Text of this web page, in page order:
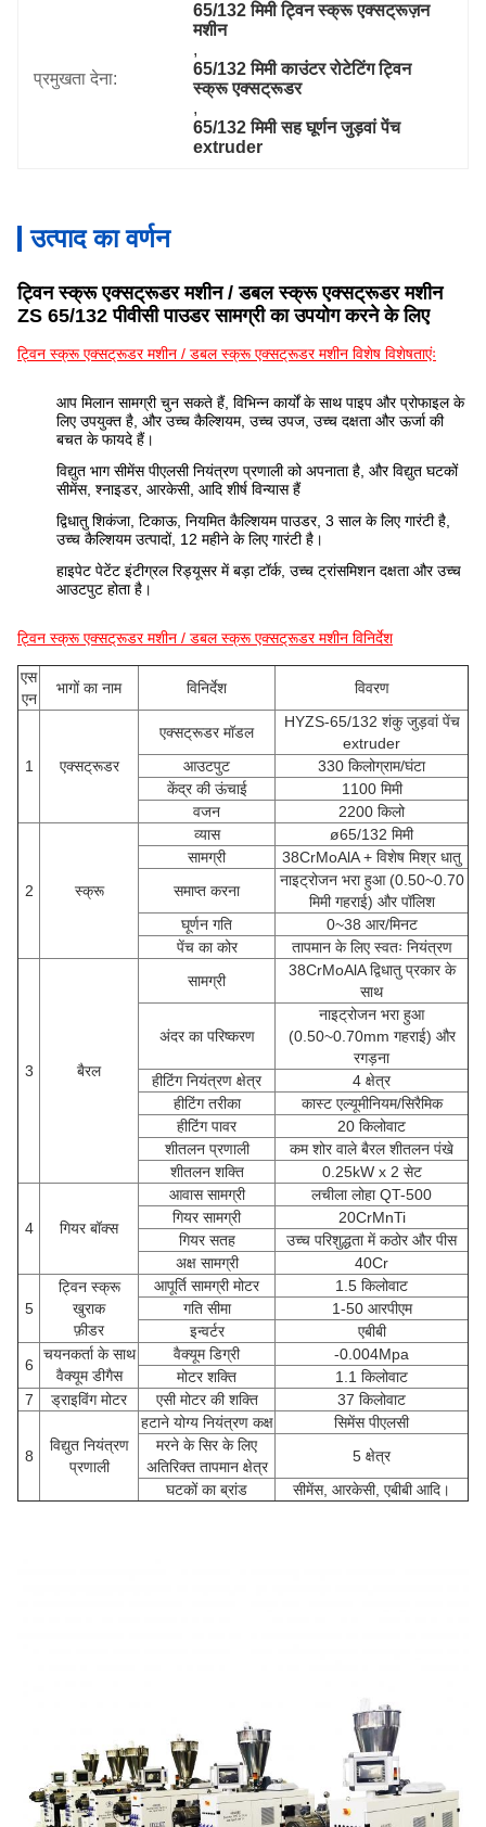
प्रमुखता देना:
65/132 मिमी ट्विन स्क्रू एक्सट्रूज़न
मशीन
,
65/132 मिमी काउंटर रोटेटिंग ट्विन
स्क्रू एक्सट्रूडर
,
65/132 मिमी सह घूर्णन जुड़वां पेंच
extruder
उत्पाद का वर्णन
ट्विन स्क्रू एक्सट्रूडर मशीन / डबल स्क्रू एक्सट्रूडर मशीन
ZS 65/132 पीवीसी पाउडर सामग्री का उपयोग करने के लिए
ट्विन स्क्रू एक्सट्रूडर मशीन / डबल स्क्रू एक्सट्रूडर मशीन विशेष विशेषताएंः
आप मिलान सामग्री चुन सकते हैं, विभिन्न कार्यों के साथ पाइप और प्रोफाइल के
लिए उपयुक्त है, और उच्च कैल्शियम, उच्च उपज, उच्च दक्षता और ऊर्जा की
बचत के फायदे हैं।
विद्युत भाग सीमेंस पीएलसी नियंत्रण प्रणाली को अपनाता है, और विद्युत घटकों
सीमेंस, श्नाइडर, आरकेसी, आदि शीर्ष विन्यास हैं
द्विधातु शिकंजा, टिकाऊ, नियमित कैल्शियम पाउडर, 3 साल के लिए गारंटी है,
उच्च कैल्शियम उत्पादों, 12 महीने के लिए गारंटी है।
हाइपेट पेटेंट इंटीग्रल रिड्यूसर में बड़ा टॉर्क, उच्च ट्रांसमिशन दक्षता और उच्च
आउटपुट होता है।
ट्विन स्क्रू एक्सट्रूडर मशीन / डबल स्क्रू एक्सट्रूडर मशीन विनिर्देश
एस
एन
भागों का नाम विनिर्देश विवरण
1 एक्सट्रूडर
एक्सट्रूडर मॉडल
HYZS-65/132 शंकु जुड़वां पेंच
extruder
आउटपुट
330 किलोग्राम/घंटा
केंद्र की ऊंचाई
1100 मिमी
वजन
2200 किलो
2 स्क्रू
व्यास
ø65/132 मिमी
सामग्री
38CrMoAlA + विशेष मिश्र धातु
समाप्त करना
नाइट्रोजन भरा हुआ (0.50~0.70
मिमी गहराई) और पॉलिश
घूर्णन गति
0~38 आर/मिनट
पेंच का कोर
तापमान के लिए स्वतः नियंत्रण
3 बैरल
सामग्री
38CrMoAlA द्विधातु प्रकार के
साथ
अंदर का परिष्करण
नाइट्रोजन भरा हुआ
(0.50~0.70mm गहराई) और
रगड़ना
हीटिंग नियंत्रण क्षेत्र
4 क्षेत्र
हीटिंग तरीका
कास्ट एल्यूमीनियम/सिरैमिक
हीटिंग पावर
20 किलोवाट
शीतलन प्रणाली
कम शोर वाले बैरल शीतलन पंखे
शीतलन शक्ति
0.25kW x 2 सेट
4 गियर बॉक्स
आवास सामग्री
लचीला लोहा QT-500
गियर सामग्री
20CrMnTi
गियर सतह
उच्च परिशुद्धता में कठोर और पीस
अक्ष सामग्री
40Cr
5
ट्विन स्क्रू
खुराक
फ़ीडर
आपूर्ति सामग्री मोटर
1.5 किलोवाट
गति सीमा
1-50 आरपीएम
इन्वर्टर
एबीबी
6
चयनकर्ता के साथ
वैक्यूम डीगैस
वैक्यूम डिग्री
-0.004Mpa
मोटर शक्ति
1.1 किलोवाट
7
ड्राइविंग मोटर एसी मोटर की शक्ति 37 किलोवाट
8
विद्युत नियंत्रण
प्रणाली
हटाने योग्य नियंत्रण कक्ष
सिमेंस पीएलसी
मरने के सिर के लिए
अतिरिक्त तापमान क्षेत्र
5 क्षेत्र
घटकों का ब्रांड
सीमेंस, आरकेसी, एबीबी आदि।